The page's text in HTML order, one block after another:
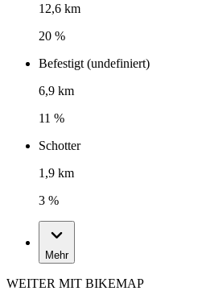
12,6 km
20 %
Befestigt (undefiniert)
6,9 km
11 %
Schotter
1,9 km
3 %
Mehr
WEITER MIT BIKEMAP